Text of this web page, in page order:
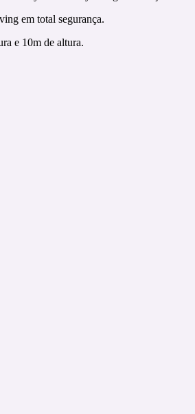
em total segurança.
e 10m de altura.